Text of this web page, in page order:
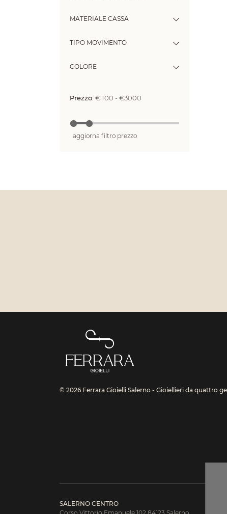
MATERIALE CASSA
TIPO MOVIMENTO
COLORE
Prezzo: € 100 - €3000
aggiorna filtro prezzo
© 2026 Ferrara Gioielli Salerno - Gioiellieri da quattro
SALERNO CENTRO